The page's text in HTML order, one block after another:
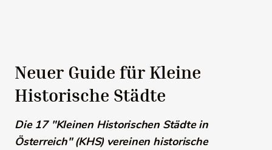
Neuer Guide für Kleine
Historische Städte
Die 17 "Kleinen Historischen Städte in
Österreich" (KHS) vereinen historische